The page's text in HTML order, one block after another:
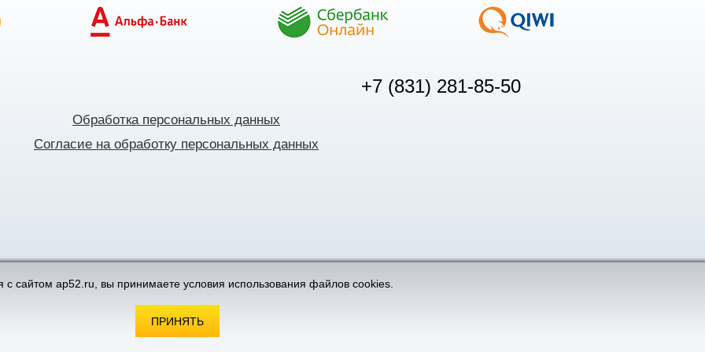
+7 (831) 281-85-50
Обработка персональных данных
Согласие на обработку персональных данных
с сайтом ap52.ru, вы принимаете условия использования файлов cookies.
ПРИНЯТЬ